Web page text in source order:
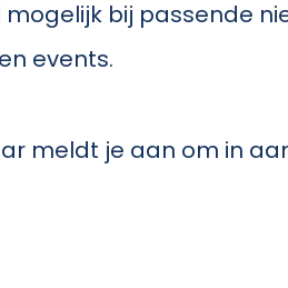
bij passende
events.
meldt je aan om in